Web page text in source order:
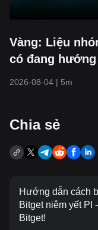
Vàng: Liệu
có đang hướng
2026-08-04 | 5m
‌Chia sẻ
Hướng dẫn cách
Bitget niêm yết PI
Bitget!